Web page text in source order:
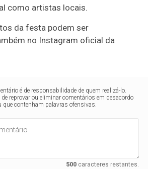
como artistas locais.
da festa podem ser
no Instagram oficial da
é de responsabilidade de quem realizá-lo.
reprovar ou eliminar comentários em desacordo
que contenham palavras ofensivas.
500caracteres restantes.